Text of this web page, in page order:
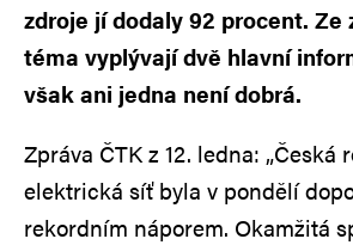
zdroje jí dodaly 92 procent. Ze
téma vyplývají dvě hlavní
však ani jedna není dobrá.
Zpráva ČTK z 12. ledna: „Česká
elektrická síť byla v pondělí
rekordním náporem. Okamžitá